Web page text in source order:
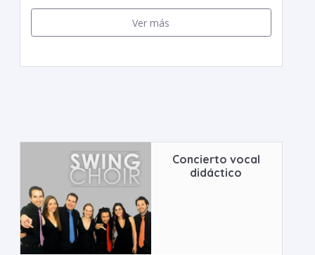
Ver más
Concierto vocal
didáctico